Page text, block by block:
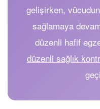
gelişirken,
sağlamaya
düzenli hafif
düzenli sağlık